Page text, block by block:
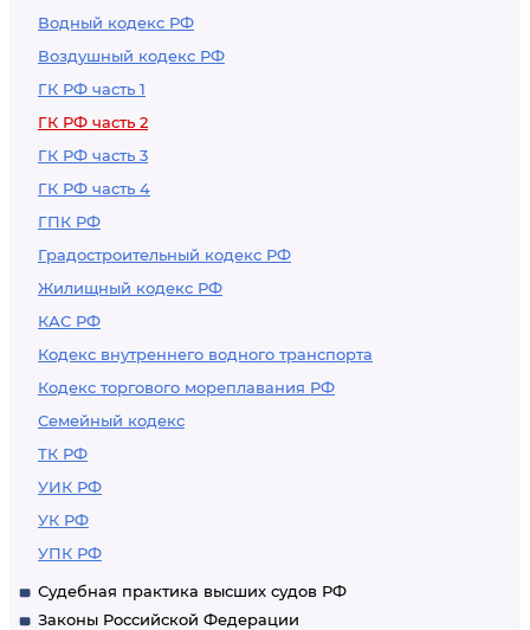
Водный кодекс РФ
Воздушный кодекс РФ
ГК РФ часть 1
ГК РФ часть 2
ГК РФ часть 3
ГК РФ часть 4
ГПК РФ
Градостроительный кодекс РФ
Жилищный кодекс РФ
КАС РФ
Кодекс внутреннего водного транспорта
Кодекс торгового мореплавания РФ
Семейный кодекс
ТК РФ
УИК РФ
УК РФ
УПК РФ
Судебная практика высших судов РФ
Законы Российской Федерации